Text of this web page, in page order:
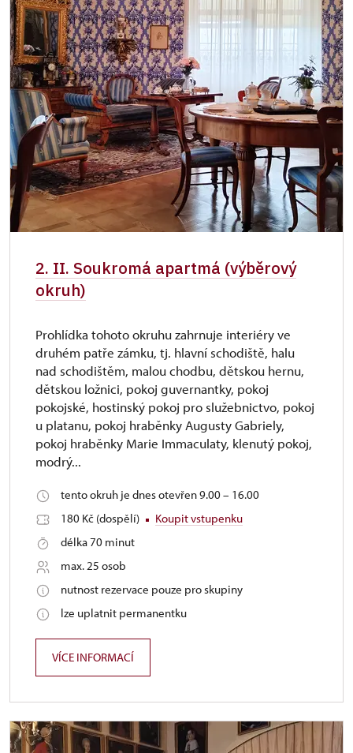
Zdarma průkaz Náš člověk
ANO
Zdarma Kastelán
ANO
2. II. Soukromá apartmá (výběrový
okruh)
Prohlídka tohoto okruhu zahrnuje interiéry ve
druhém patře zámku, tj. hlavní schodiště, halu
nad schodištěm, malou chodbu, dětskou hernu,
dětskou ložnici, pokoj guvernantky, pokoj
pokojské, hostinský pokoj pro služebnictvo, pokoj
u platanu, pokoj hraběnky Augusty Gabriely,
pokoj hraběnky Marie Immaculaty, klenutý pokoj,
modrý...
tento okruh je dnes otevřen 9.00 – 16.00
180 Kč (dospělí)
Koupit vstupenku
délka 70 minut
max. 25 osob
nutnost rezervace pouze pro skupiny
lze uplatnit permanentku
VÍCE INFORMACÍ